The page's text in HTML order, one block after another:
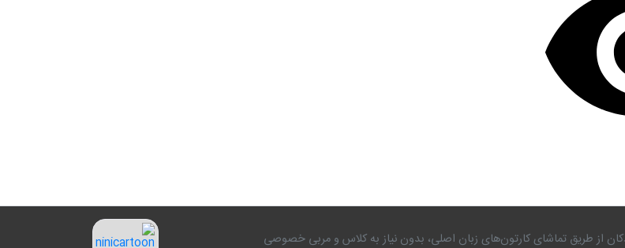
از طریق تماشای کارتون‌های زبان اصلی، بدون نیاز به کلاس و مربی خصوصی